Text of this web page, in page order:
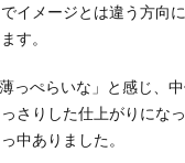
イメージとは違う方向
す。
っぺらいな」と感じ、
さりした仕上がりにな
中ありました。